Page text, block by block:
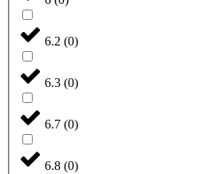
6.2 (0)
6.3 (0)
6.7 (0)
6.8 (0)